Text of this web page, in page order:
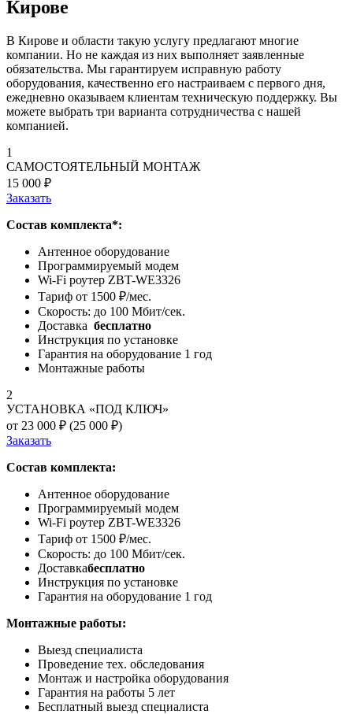
Кирове
В Кирове и области такую услугу предлагают многие
компании. Но не каждая из них выполняет заявленные
обязательства. Мы гарантируем исправную работу
оборудования, качественно его настраиваем с первого дня,
ежедневно оказываем клиентам техническую поддержку. Вы
можете выбрать три варианта сотрудничества с нашей
компанией.
1
САМОСТОЯТЕЛЬНЫЙ МОНТАЖ
15 000 ₽
Заказать
Состав комплекта*:
Антенное оборудование
Программируемый модем
Wi-Fi роутер ZBT-WE3326
Тариф от 1500 ₽/мес.
Скорость: до 100 Мбит/сек.
Доставка бесплатно
Инструкция по установке
Гарантия на оборудование 1 год
Монтажные работы
2
УСТАНОВКА «ПОД КЛЮЧ»
от 23 000 ₽ (25 000 ₽)
Заказать
Состав комплекта:
Антенное оборудование
Программируемый модем
Wi-Fi роутер ZBT-WE3326
Тариф от 1500 ₽/мес.
Скорость: до 100 Мбит/сек.
Доставкабесплатно
Инструкция по установке
Гарантия на оборудование 1 год
Монтажные работы:
Выезд специалиста
Проведение тех. обследования
Монтаж и настройка оборудования
Гарантия на работы 5 лет
Бесплатный выезд специалиста